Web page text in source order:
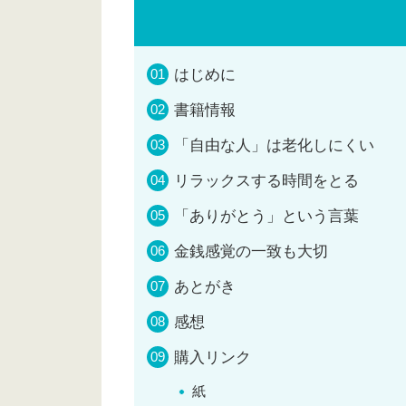
はじめに
書籍情報
「自由な人」は老化しにくい
リラックスする時間をとる
「ありがとう」という言葉
金銭感覚の一致も大切
あとがき
感想
購入リンク
紙